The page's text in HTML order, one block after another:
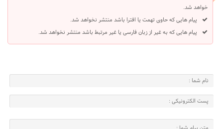
خواهد شد.
پیام هایی که حاوی تهمت یا افترا باشد منتشر نخواهد شد.
پیام هایی که به غیر از زبان فارسی یا غیر مرتبط باشد منتشر نخواهد شد.